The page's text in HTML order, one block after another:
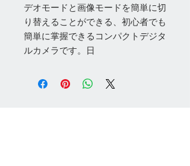
デオモードと画像モードを簡単に切
り替えることができる、初心者でも
簡単に掌握できるコンパクトデジタ
ルカメラです。日